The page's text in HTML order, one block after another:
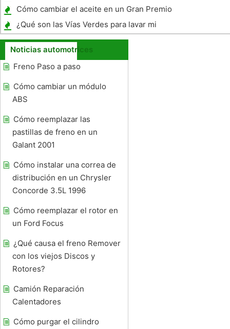
Toyota Camry
Cómo cambiar el aceite en un Gran Premio
de 2006
¿Qué son las Vías Verdes para lavar mi
coche?
Noticias automotrices
Freno Paso a paso
Cómo cambiar un módulo
ABS
Cómo reemplazar las
pastillas de freno en un
Galant 2001
Cómo instalar una correa de
distribución en un Chrysler
Concorde 3.5L 1996
Cómo reemplazar el rotor en
un Ford Focus
¿Qué causa el freno Remover
con los viejos Discos y
Rotores?
Camión Reparación
Calentadores
Cómo purgar el cilindro